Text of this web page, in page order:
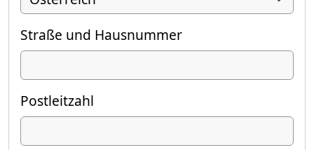
Straße und Hausnummer
Postleitzahl